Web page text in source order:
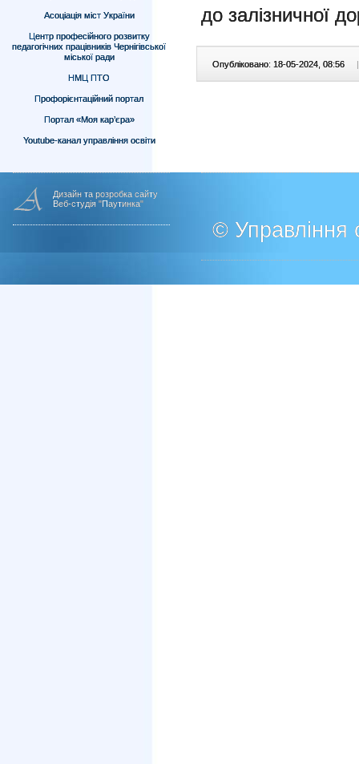
Асоціація міст України
Центр професійного розвитку
педагогічних працівників Чернігівської
міської ради
НМЦ ПТО
Профорієнтаційний портал
Портал «Моя кар’єра»
Youtube-канал управління освіти
до залізничної
Опубліковано: 18-05-2024, 08:56 |
Дизайн та розробка сайту
Веб-студія "Паутинка"
© Управління